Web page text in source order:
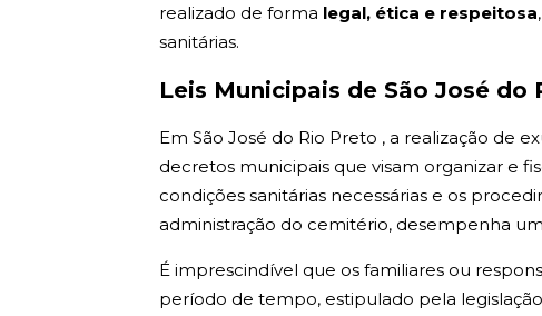
realizado de forma legal, ética e respeitosa
sanitárias.
Leis Municipais de São José do
Em São José do Rio Preto , a realização de
decretos municipais que visam organizar e
condições sanitárias necessárias e os
administração do cemitério, desempenha
É imprescindível que os familiares ou
período de tempo, estipulado pela